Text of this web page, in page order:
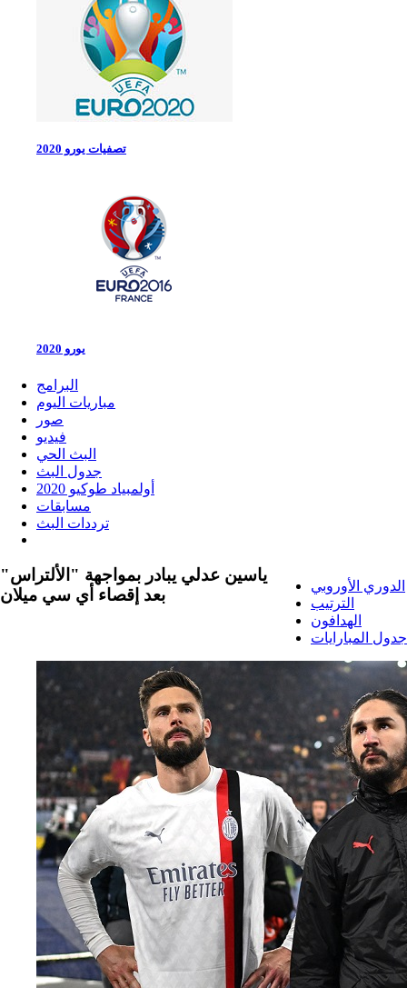
تصفيات يورو 2020
يورو 2020
البرامج
مباريات اليوم
صور
فيديو
البث الحي
جدول البث
أولمبياد طوكيو 2020
مسابقات
ترددات البث
الدوري الأوروبي
الترتيب
الهدافون
جدول المبارايات
ياسين عدلي يبادر بمواجهة "الألتراس"
بعد إقصاء أي سي ميلان